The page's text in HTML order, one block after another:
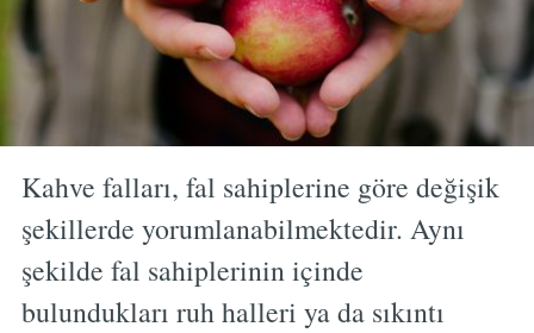
Kahve falları, fal sahiplerine göre değişik
şekillerde yorumlanabilmektedir. Aynı
şekilde fal sahiplerinin içinde
bulundukları ruh halleri ya da sıkıntı